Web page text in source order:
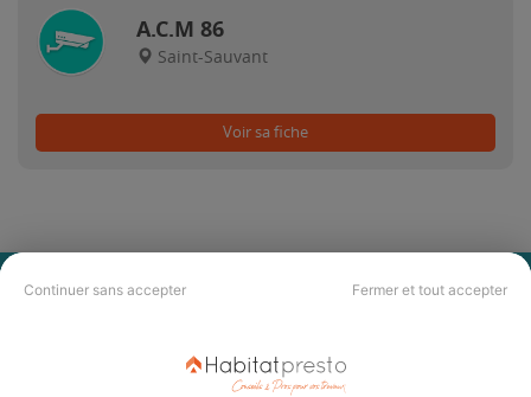
Continuer sans accepter Fermer et tout accepter
A.C.M 86
Saint-Sauvant
Voir sa fiche
PAS LE TEMPS DE
CHERCHER ?